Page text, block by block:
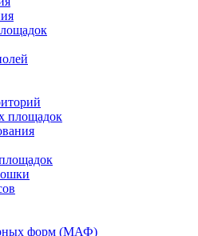
площадок
форм (МАФ)